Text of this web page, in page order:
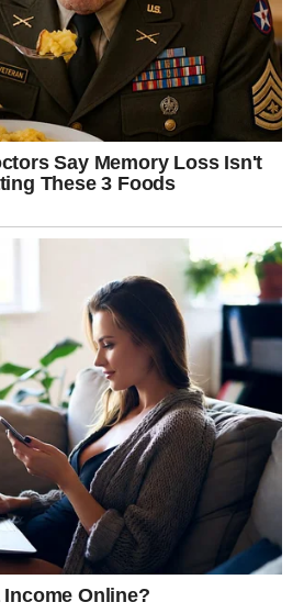
sada jasnije pokazuje koliko mu
konačno poklapaju. Lav oseća
toplinu – ono što vam je uvek bilo
otvorili.
može donetisusret koji vas
Taj osećaj prepoznatosti budi
suze radosnice, jer shvatate da
za pažnju.
doći i do zatvaranja stare emotivne
već kroz dostojanstven kraj koji
– ali
menja u ovom periodu jeste